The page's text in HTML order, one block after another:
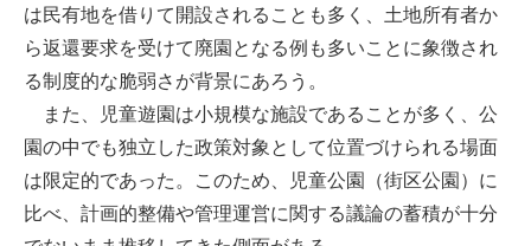
は民有地を借りて開設されることも多く、土地所有者か
ら返還要求を受けて廃園となる例も多いことに象徴され
る制度的な脆弱さが背景にあろう。
また、児童遊園は小規模な施設であることが多く、公
園の中でも独立した政策対象として位置づけられる場面
は限定的であった。このため、児童公園（街区公園）に
比べ、計画的整備や管理運営に関する議論の蓄積が十分